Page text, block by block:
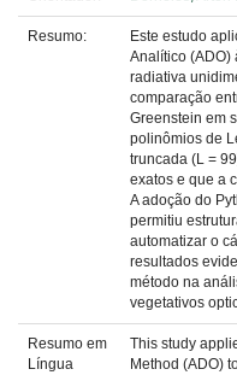
Resumo:
Este estudo
Analítico (ADO)
radiativa
comparação
Greenstein em
polinômios de
truncada (L =
exatos e que a
A adoção do
permitiu
automatizar o
resultados
método na
vegetativos
Resumo em
Língua
This study
Method (ADO)